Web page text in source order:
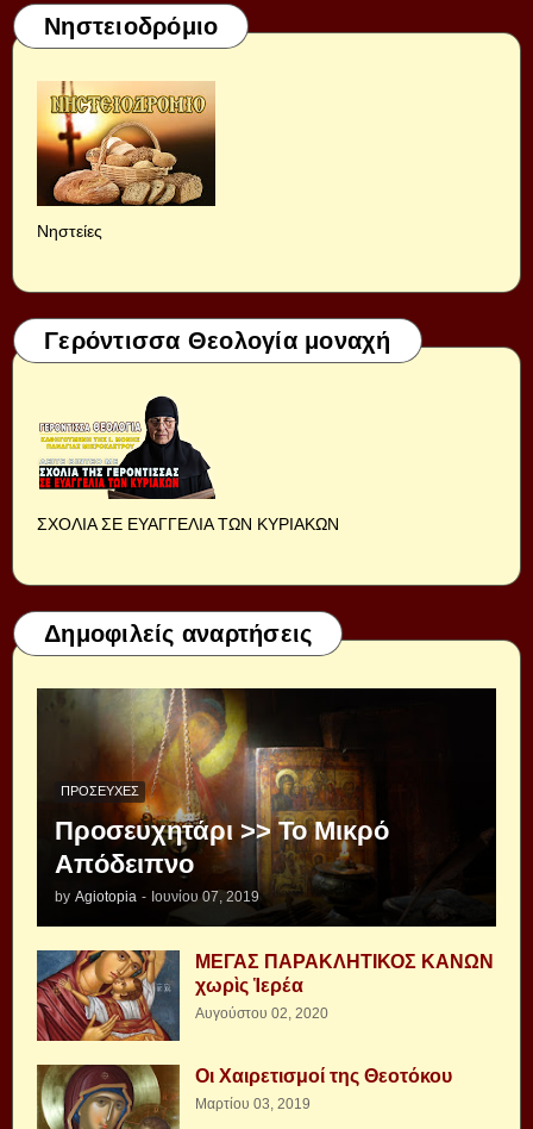
Νηστειοδρόμιο
Νηστείες
Γερόντισσα Θεολογία μοναχή
ΣΧΟΛΙΑ ΣΕ ΕΥΑΓΓΕΛΙΑ ΤΩΝ ΚΥΡΙΑΚΩΝ
Δημοφιλείς αναρτήσεις
ΠΡΟΣΕΥΧΈΣ
Προσευχητάρι >> Το Μικρό
Απόδειπνο
by Agiotopia - Ιουνίου 07, 2019
ΜΕΓΑΣ ΠΑΡΑΚΛΗΤΙΚΟΣ ΚΑΝΩΝ
χωρὶς Ἱερέα
Αυγούστου 02, 2020
Οι Χαιρετισμοί της Θεοτόκου
Μαρτίου 03, 2019